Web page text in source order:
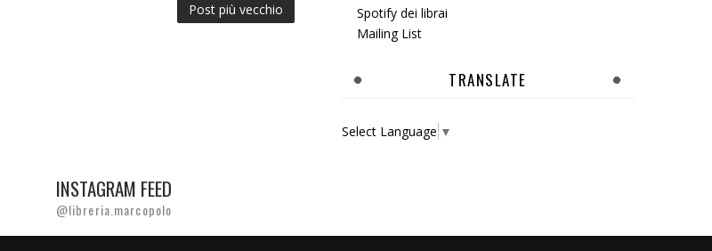
Post più vecchio
Spotify dei librai
Mailing List
TRANSLATE
Select Language ▼
INSTAGRAM FEED
@libreria.marcopolo